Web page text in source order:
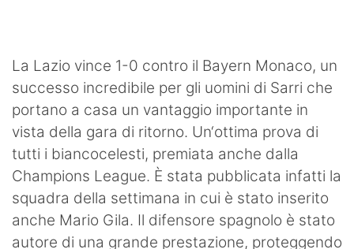
La Lazio vince 1-0 contro il Bayern Monaco, un
successo incredibile per gli uomini di Sarri che
portano a casa un vantaggio importante in
vista della gara di ritorno. Un‘ottima prova di
tutti i biancocelesti, premiata anche dalla
Champions League. È stata pubblicata infatti la
squadra della settimana in cui è stato inserito
anche Mario Gila. Il difensore spagnolo è stato
autore di una grande prestazione, proteggendo